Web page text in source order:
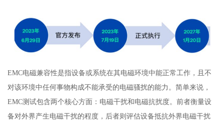
EMC电磁兼容性是指设备或系统在其电磁环境中能正常工作，且不
对该环境中任何事物构成不能承受的电磁骚扰的能力。简单来说，
EMC测试包含两个核心方面：电磁干扰和电磁抗扰度。前者衡量设
备对外界产生电磁干扰的程度，后者则评估设备抵抗外界电磁干扰